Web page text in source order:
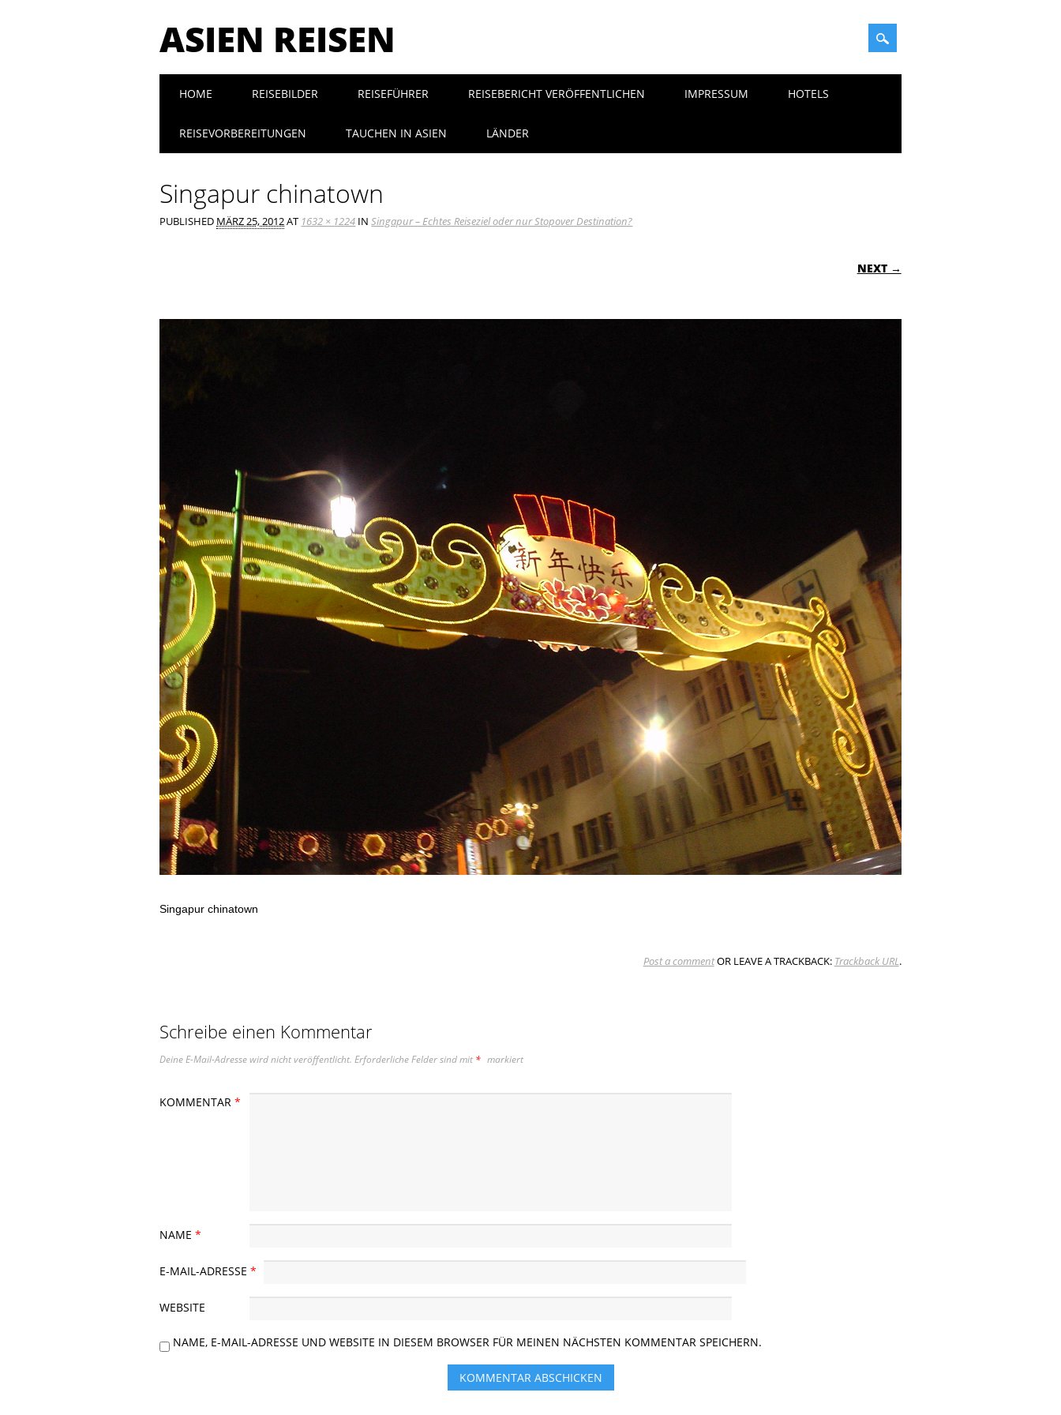
ASIEN REISEN
Main menu
HOME REISEBILDER REISEFÜHRER REISEBERICHT VERÖFFENTLICHEN IMPRESSUM HOTELS
REISEVORBEREITUNGEN TAUCHEN IN ASIEN LÄNDER
Singapur chinatown
PUBLISHED MÄRZ 25, 2012AT 1632 × 1224 INSingapur – Echtes Reiseziel oder nur Stopover Destination?
NEXT →
Singapur chinatown
Post a commentOR LEAVE A TRACKBACK: Trackback URL.
Schreibe einen Kommentar
Deine E-Mail-Adresse wird nicht veröffentlicht. Erforderliche Felder sind mit * markiert
KOMMENTAR*
NAME*
E-MAIL-ADRESSE*
WEBSITE
NAME, E-MAIL-ADRESSE UND WEBSITE IN DIESEM BROWSER FÜR MEINEN NÄCHSTEN KOMMENTAR SPEICHERN.